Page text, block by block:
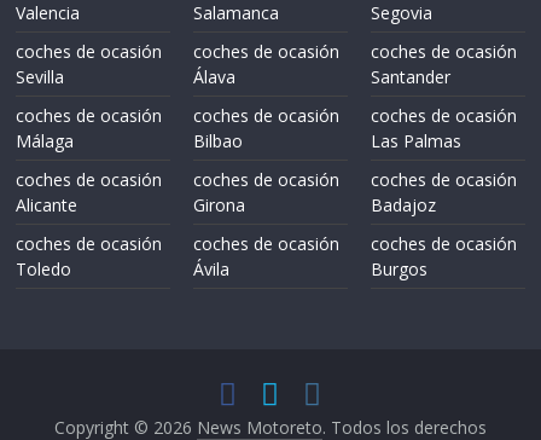
Valencia
coches de ocasión
Sevilla
coches de ocasión
Málaga
coches de ocasión
Alicante
coches de ocasión
Toledo
Salamanca
coches de ocasión
Álava
coches de ocasión
Bilbao
coches de ocasión
Girona
coches de ocasión
Ávila
Segovia
coches de ocasión
Santander
coches de ocasión
Las Palmas
coches de ocasión
Badajoz
coches de ocasión
Burgos
Copyright © 2026 News Motoreto. Todos los derechos